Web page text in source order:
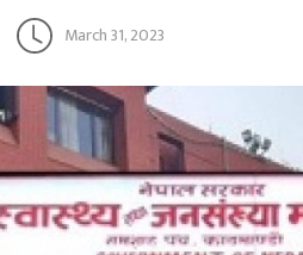
March 31, 2023